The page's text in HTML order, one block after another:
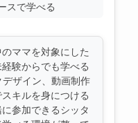
スで学べる
ママを対象にした
験からでも学べる
ザイン、動画制作
キルを身につける
参加できるシッタ